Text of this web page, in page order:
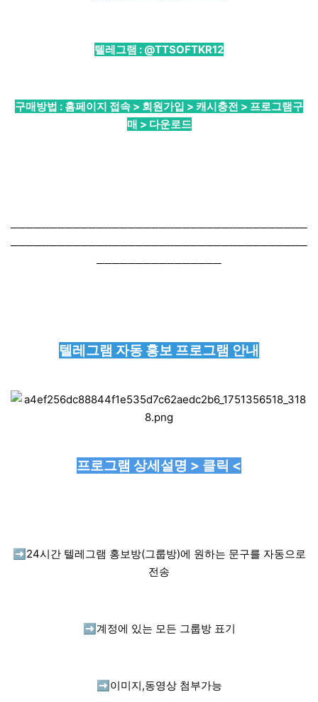
텔레그램 : @TTSOFTKR12
구매방법 : 홈페이지 접속 > 회원가입 > 캐시충전 > 프로그램구
매 > 다운로드
──────────────────────────────────────
──────────────────────────────────────
────────────────
텔레그램 자동 홍보 프로그램 안내
프로그램 상세설명 > 클릭 <
➡️ 24시간 텔레그램 홍보방(그룹방)에 원하는 문구를 자동으로
전송
➡️ 계정에 있는 모든 그룹방 표기
➡️ 이미지,동영상 첨부가능